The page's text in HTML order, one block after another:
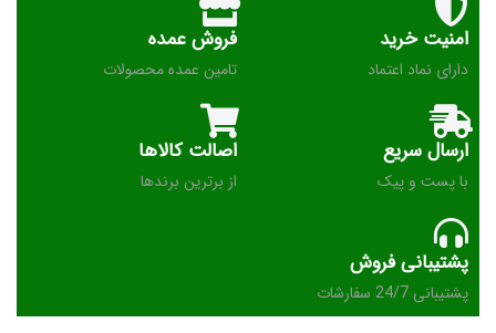
امنیت خرید
دارای نماد اعتماد
فروش عمده
تامین عمده محصولات
ارسال سریع
با پست و پیک
اصالت کالاها
از برترین برندها
پشتیبانی فروش
پشتیبانی 24/7 سفارشات